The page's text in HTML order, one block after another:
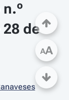
de
AA